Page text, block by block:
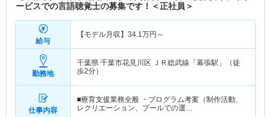
ービスでの言語聴覚士の募集です！＜正社員＞
給与
【モデル月収】 34.1万円～
勤務地
千葉県 千葉市花見川区 ＪＲ総武線「幕張駅」（徒
歩2分）
仕事内容
■療育支援業務全般 ・プログラム考案（制作活動、
レクリエーション、プールでの運…